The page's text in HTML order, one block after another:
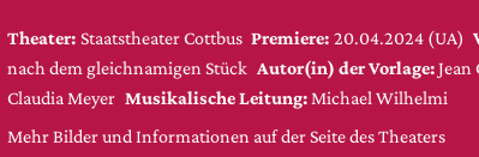
Theater: Staatstheater Cottbus Premiere: 20.04.2024 (UA)
nach dem gleichnamigen Stück Autor(in) der Vorlage: Jean
Claudia Meyer Musikalische Leitung: Michael Wilhelmi
Mehr Bilder und Informationen auf der Seite des Theaters